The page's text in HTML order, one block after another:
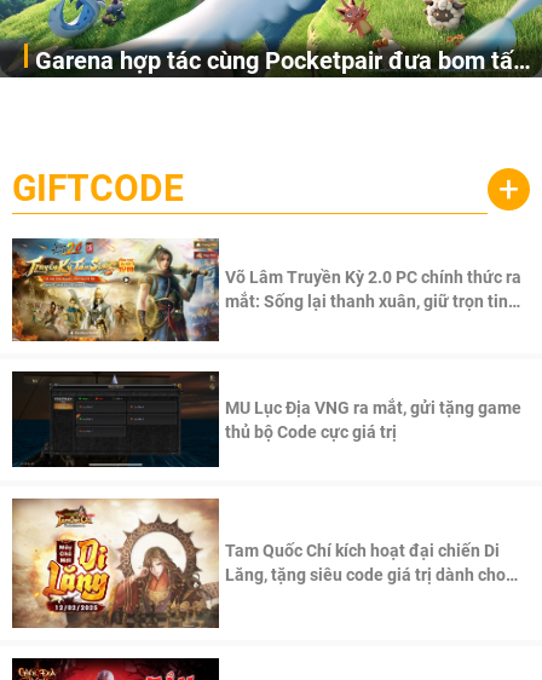
Garena hợp tác cùng Pocketpair đưa bom tấn
cầu, theo giấy phép chính thức từ công ty game Nhật Bản
Pocketpair, Inc.
GIFTCODE +
Võ Lâm Truyền Kỳ 2.0 PC chính thức ra
mắt: Sống lại thanh xuân, giữ trọn tinh
MU Lục Địa VNG ra mắt, gửi tặng game
thủ bộ Code cực giá trị
Tam Quốc Chí kích hoạt đại chiến Di
Lăng, tặng siêu code giá trị dành cho